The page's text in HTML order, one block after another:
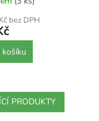
bez DPH
košíku
PRODUKTY